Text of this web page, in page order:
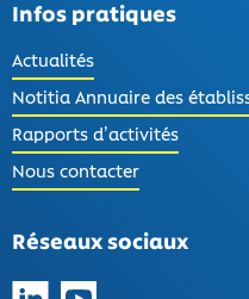
Infos pratiques
Actualités
Notitia Annuaire des
Rapports d’activités
Nous contacter
Réseaux sociaux